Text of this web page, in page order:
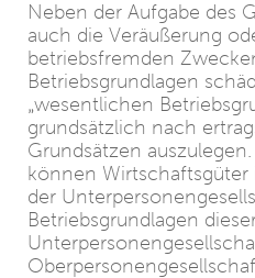
Neben der Aufgabe des
auch die Veräußerung
betriebsfremden
Betriebsgrundlagen
„wesentlichen
grundsätzlich nach
Grundsätzen
können
der
Betriebsgrundlagen